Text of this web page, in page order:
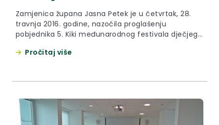
Zamjenica župana Jasna Petek je u četvrtak, 28.
travnja 2016. godine, nazočila proglašenju
pobjednika 5. Kiki međunarodnog festivala dječjeg
Zaboku.
Pročitaj više